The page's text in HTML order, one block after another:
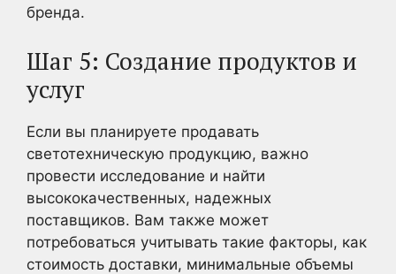
бренда.
Шаг 5: Создание продуктов и
услуг
Если вы планируете продавать
светотехническую продукцию, важно
провести исследование и найти
высококачественных, надежных
поставщиков. Вам также может
потребоваться учитывать такие факторы, как
стоимость доставки, минимальные объемы